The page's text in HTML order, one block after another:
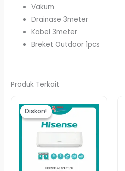
Vakum
Drainase 3meter
Kabel 3meter
Breket Outdoor 1pcs
Produk Terkait
Diskon!
Diskon!
aslinya
adalah:
Rp4.095.000.
saat
ini
adalah:
Rp3.900.000.